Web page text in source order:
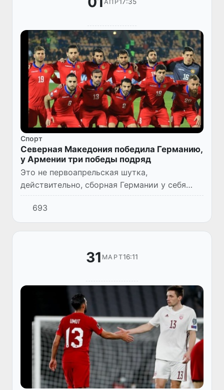
АПР17:35
Спорт
Северная Македония победила Германию,
у Армении три победы подряд
Это не первоапрельская шутка,
действительно, сборная Германии у себя
дома в Дуйсбурге проиграла сборной
Северной Македонии, а лидирует в группе J
маленькая Армения, набравшая после...
693
31 МАРТ16:11